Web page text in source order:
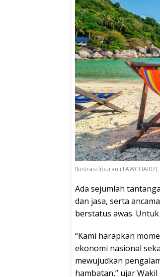
Ilustrasi liburan (TAWCHAI07)
Ada sejumlah
dan jasa, serta
berstatus awas.
“Kami harapkan
ekonomi nasional
mewujudkan
hambatan,” ujar